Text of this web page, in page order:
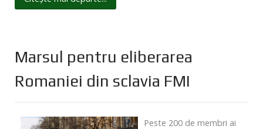
Marsul pentru eliberarea
Romaniei din sclavia FMI
Peste 200 de membri ai